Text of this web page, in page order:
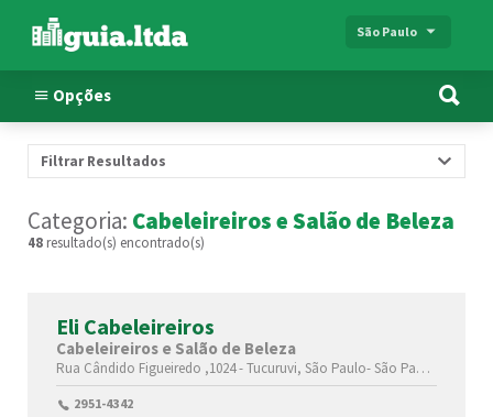
São Paulo
Opções
Filtrar Resultados
Categoria: Cabeleireiros e Salão de Beleza
48 resultado(s) encontrado(s)
Eli Cabeleireiros
Cabeleireiros e Salão de Beleza
Rua Cândido Figueiredo ,1024 -Tucuruvi, São Paulo-São Paulo(SP)
2951-4342